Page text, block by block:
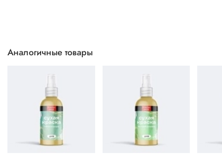
Аналогичные товары